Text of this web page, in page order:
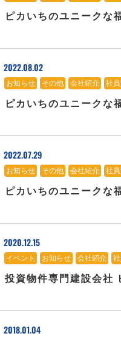
ピカいちのユニークな
2022.08.02
お知らせ、 その他、 会社紹介、 社
ピカいちのユニークな
2022.07.29
お知らせ、 その他、 会社紹介、 社
ピカいちのユニークな
2020.12.15
イベント、 お知らせ、 会社紹介、
投資物件専門建設会社
2018.01.04